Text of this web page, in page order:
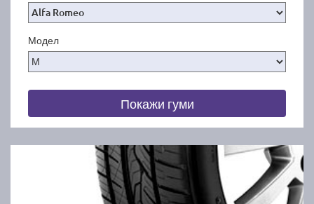
Модел
Покажи гуми